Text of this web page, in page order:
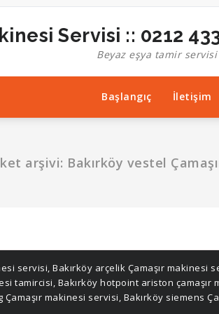
Servisi :: 0212
Beyaz eşya tamir servisi
Başlangıç İletişim
arşivi: Bakırköy vestel
servisi, Bakırköy arçelik Çamaşır makinesi
tamircisi, Bakırköy hotpoint ariston çamaşır
Çamaşır makinesi servisi, Bakırköy siemens